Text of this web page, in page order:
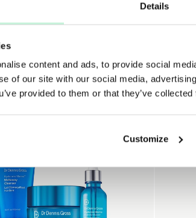
Details
content and ads, to provide social
of our site with our social media,
provided to them or that they’ve
Customize
Bundles